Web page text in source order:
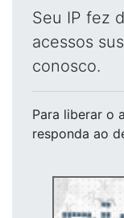
Seu IP fez
acessos
conosco.
Para liberar o
responda ao